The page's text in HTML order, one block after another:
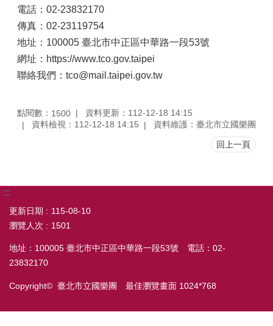
電話：02-23832170
傳真：02-23119754
地址：100005 臺北市中正區中華路一段53號
網址：https://www.tco.gov.taipei
聯絡我們：tco@mail.taipei.gov.tw
點閱數： 1500
資料更新：112-12-18 14:15
資料檢視：112-12-18 14:15
資料維護：臺北市立國樂團
回上一頁
:::
更新日期
115-08-10
瀏覽人次
1501
地址：100005 臺北市中正區中華路一段53號 電話：02-
23832170
Copyright© 臺北市立國樂團 最佳瀏覽畫面 1024*768